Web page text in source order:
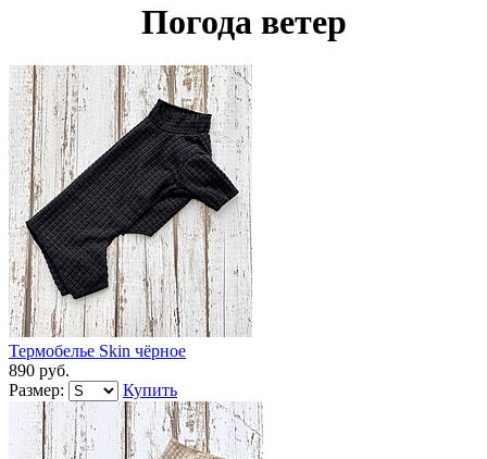
Погода ветер
Термобелье Skin чёрное
890 руб.
Размер:
Купить